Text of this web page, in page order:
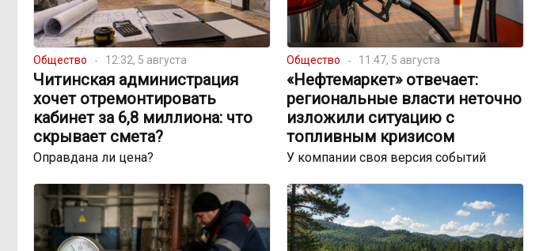
Общество 12:32, 5 августа
Читинская администрация
хочет отремонтировать
кабинет за 6,8 миллиона: что
скрывает смета?
Оправдана ли цена?
Общество 11:47, 5 августа
«Нефтемаркет» отвечает:
региональные власти неточно
изложили ситуацию с
топливным кризисом
У компании своя версия событий